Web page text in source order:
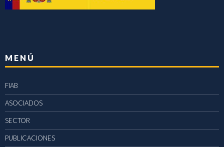
MENÚ
FIAB
ASOCIADOS
SECTOR
PUBLICACIONES